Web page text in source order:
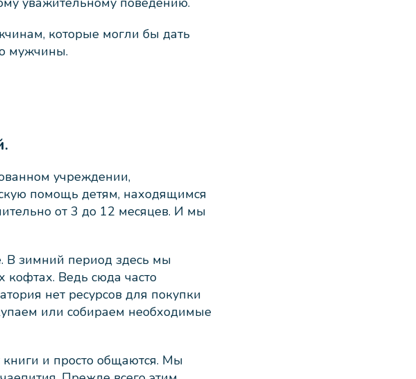
которые могли бы дать
мужчины.
учреждении,
помощь детям, находящимся
от 3 до 12 месяцев. И мы
В зимний период здесь мы
кофтах. Ведь сюда часто
нет ресурсов для покупки
или собираем необходимые
книги и просто общаются. Мы